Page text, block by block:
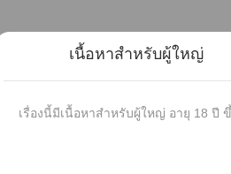
เนื้อหาสำหรับผู้ใหญ่
เรื่องนี้มีเนื้อหาสำหรับผู้ใหญ่ อายุ 18 ปี